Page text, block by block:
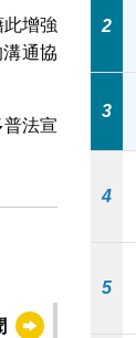
增強
通協
法宣
2
3
4
5